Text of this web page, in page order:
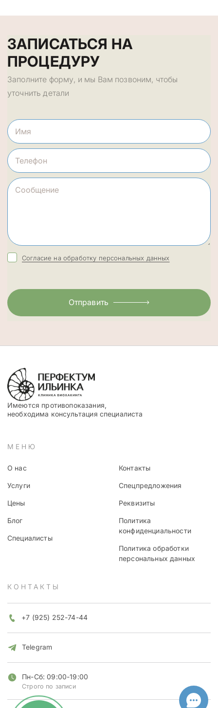
ЗАПИСАТЬСЯ НА
ПРОЦЕДУРУ
Заполните форму, и мы Вам позвоним, чтобы
уточнить детали
Согласие на обработку персональных данных
Отправить
Имеются противопоказания,
необходима консультация специалиста
МЕНЮ
О нас
Услуги
Цены
Блог
Специалисты
Контакты
Спецпредложения
Реквизиты
Политика
конфиденциальности
Политика обработки
персональных данных
КОНТАКТЫ
+7 (925) 252-74-44
Telegram
Пн-Сб: 09:00-19:00
Строго по записи